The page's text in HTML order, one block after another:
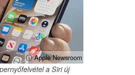
ⓘ Apple Newsroom
a Siri új